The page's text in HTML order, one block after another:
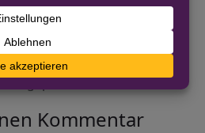
mit!
ohne Anmeldezwang!
von unserer Redaktion im
geprüft.
Kommentar